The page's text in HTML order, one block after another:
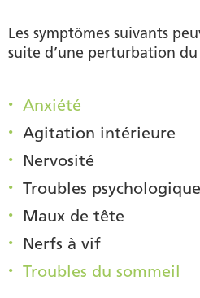
Les symptômes suivants
suite d’une perturbation du
Anxiété
Agitation intérieure
Nervosité
Troubles
Maux de tête
Nerfs à vif
Troubles du sommeil